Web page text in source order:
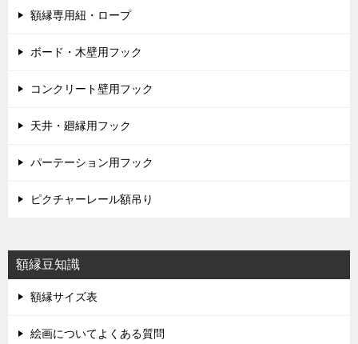
額縁専用紐・ロープ
ボード・木壁用フック
コンクリート壁用フック
天井・廻縁用フック
パーテーション用フック
ピクチャーレール額吊り
額縁豆知識
額縁サイズ表
絵画についてよくある質問